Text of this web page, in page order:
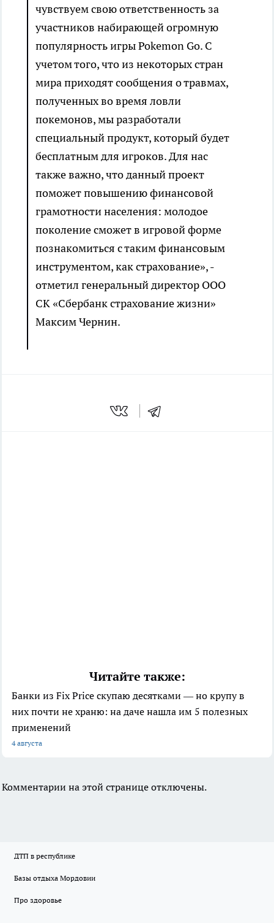
чувствуем свою ответственность за
участников набирающей огромную
популярность игры Pokemon Go. С
учетом того, что из некоторых стран
мира приходят сообщения о травмах,
полученных во время ловли
покемонов, мы разработали
специальный продукт, который будет
бесплатным для игроков. Для нас
также важно, что данный проект
поможет повышению финансовой
грамотности населения: молодое
поколение сможет в игровой форме
познакомиться с таким финансовым
инструментом, как страхование», -
отметил генеральный директор ООО
СК «Сбербанк страхование жизни»
Максим Чернин.
Читайте также:
Банки из Fix Price скупаю десятками — но крупу в
них почти не храню: на даче нашла им 5 полезных
применений
4 августа
Комментарии на этой странице отключены.
ДТП в республике
Базы отдыха Мордовии
Про здоровье